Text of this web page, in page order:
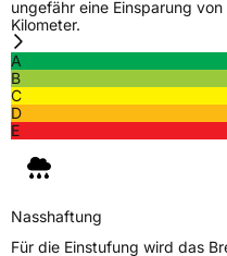
ungefähr eine Einsparung
Kilometer.
A
B
C
D
E
Nasshaftung
Für die Einstufung wird das